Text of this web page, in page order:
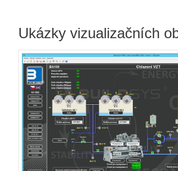
Ukázky vizualizačních